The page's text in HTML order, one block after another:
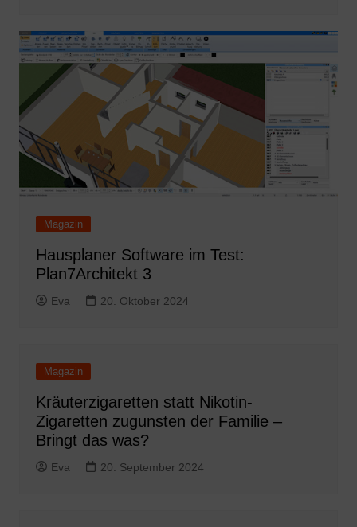
Magazin
Hausplaner Software im Test:
Plan7Architekt 3
Eva 20. Oktober 2024
Magazin
Kräuterzigaretten statt Nikotin-
Zigaretten zugunsten der Familie –
Bringt das was?
Eva 20. September 2024